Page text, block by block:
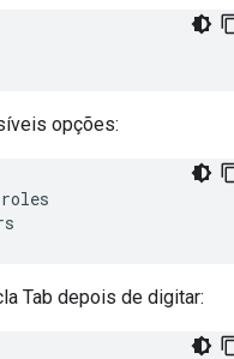
opções:
Tab depois de digitar: